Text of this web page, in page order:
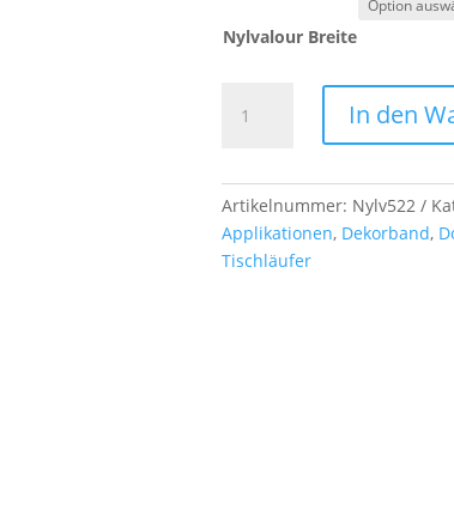
Nylvalour Breite
522
faience
Menge
In den
Artikelnummer: Nylv522
Applikationen, Dekorband,
Tischläufer